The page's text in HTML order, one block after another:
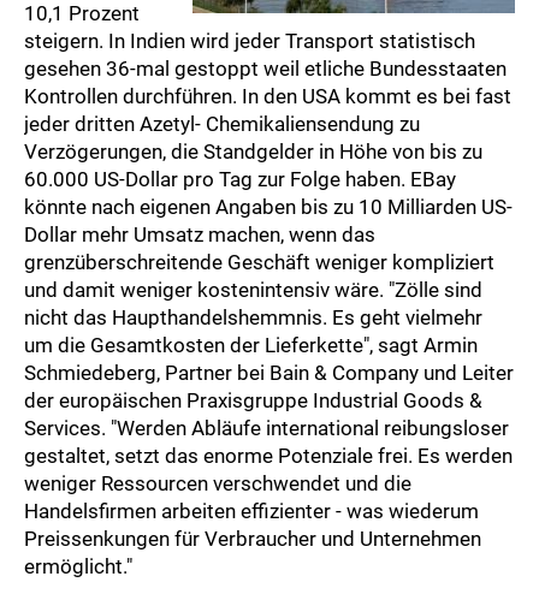
10,1 Prozent
steigern. In Indien wird jeder Transport statistisch
gesehen 36-mal gestoppt weil etliche Bundesstaaten
Kontrollen durchführen. In den USA kommt es bei fast
jeder dritten Azetyl- Chemikaliensendung zu
Verzögerungen, die Standgelder in Höhe von bis zu
60.000 US-Dollar pro Tag zur Folge haben. EBay
könnte nach eigenen Angaben bis zu 10 Milliarden US-
Dollar mehr Umsatz machen, wenn das
grenzüberschreitende Geschäft weniger kompliziert
und damit weniger kostenintensiv wäre. "Zölle sind
nicht das Haupthandelshemmnis. Es geht vielmehr
um die Gesamtkosten der Lieferkette", sagt Armin
Schmiedeberg, Partner bei Bain & Company und Leiter
der europäischen Praxisgruppe Industrial Goods &
Services. "Werden Abläufe international reibungsloser
gestaltet, setzt das enorme Potenziale frei. Es werden
weniger Ressourcen verschwendet und die
Handelsfirmen arbeiten effizienter - was wiederum
Preissenkungen für Verbraucher und Unternehmen
ermöglicht."